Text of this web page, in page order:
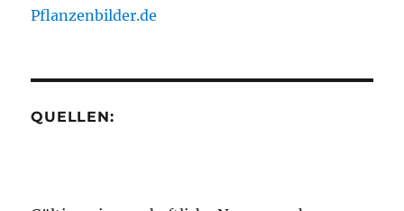
Pflanzenbilder.de
QUELLEN: